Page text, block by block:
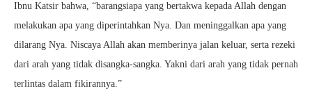
Ibnu Katsir bahwa, “barangsiapa yang bertakwa kepada Allah dengan
melakukan apa yang diperintahkan Nya. Dan meninggalkan apa yang
dilarang Nya. Niscaya Allah akan memberinya jalan keluar, serta rezeki
dari arah yang tidak disangka-sangka. Yakni dari arah yang tidak pernah
terlintas dalam fikirannya.”